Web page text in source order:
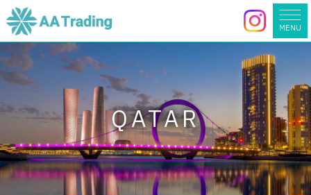
MENU
QATAR